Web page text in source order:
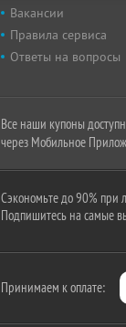
Вакансии
Правила сервиса
Ответы на вопросы
Все наши купоны
через Мобильное
Сэкономьте до 90% при
Подпишитесь на самые
Принимаем к оплате: